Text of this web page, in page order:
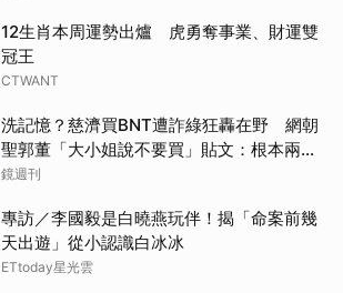
12生肖本周運勢出爐 虎勇奪事業、財運雙
冠王
CTWANT
洗記憶？慈濟買BNT遭詐綠狂轟在野 網朝
聖郭董「大小姐說不要買」貼文：根本兩碼
事
鏡週刊
專訪／李國毅是白曉燕玩伴！揭「命案前幾
天出遊」從小認識白冰冰
ETtoday星光雲